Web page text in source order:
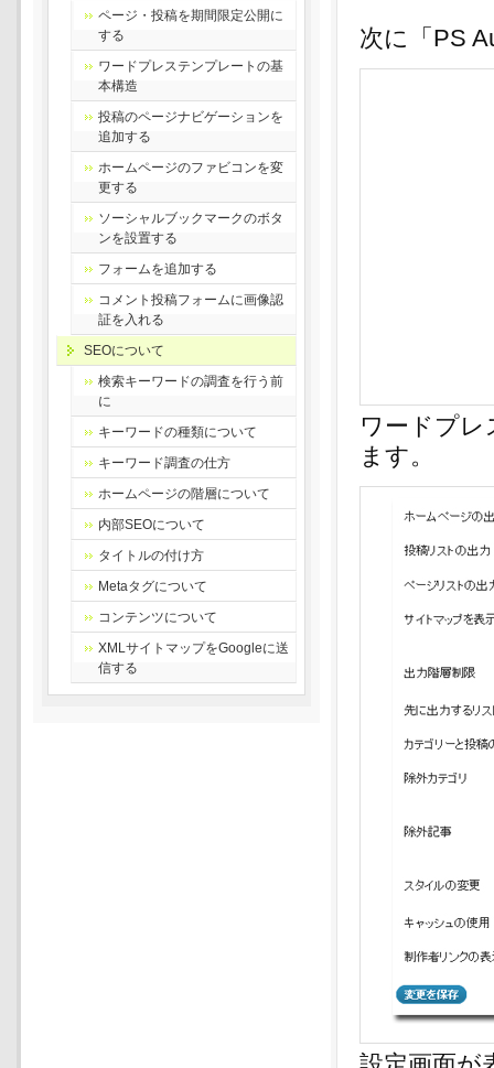
次に「PS
ワードプレ
ます。
ページ・投稿を期間限定公開に
する
ワードプレステンプレートの基
本構造
投稿のページナビゲーションを
追加する
ホームページのファビコンを変
更する
ソーシャルブックマークのボタ
ンを設置する
フォームを追加する
コメント投稿フォームに画像認
証を入れる
SEOについて
検索キーワードの調査を行う前
に
キーワードの種類について
キーワード調査の仕方
ホームページの階層について
内部SEOについて
タイトルの付け方
Metaタグについて
コンテンツについて
XMLサイトマップをGoogleに送
信する